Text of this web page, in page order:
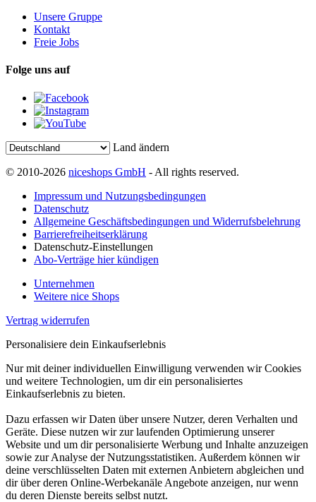
Unsere Gruppe
Kontakt
Freie Jobs
Folge uns auf
Land ändern
© 2010-2026 niceshops GmbH - All rights reserved.
Impressum und Nutzungsbedingungen
Datenschutz
Allgemeine Geschäftsbedingungen und Widerrufsbelehrung
Barrierefreiheitserklärung
Datenschutz-Einstellungen
Abo-Verträge hier kündigen
Unternehmen
Weitere nice Shops
Vertrag widerrufen
Personalisiere dein Einkaufserlebnis
Nur mit deiner individuellen Einwilligung verwenden wir Cookies
und weitere Technologien, um dir ein personalisiertes
Einkaufserlebnis zu bieten.
Dazu erfassen wir Daten über unsere Nutzer, deren Verhalten und
Geräte. Diese nutzen wir zur laufenden Optimierung unserer
Website und um dir personalisierte Werbung und Inhalte anzuzeigen
sowie zur Analyse der Nutzungsstatistiken. Außerdem können wir
deine verschlüsselten Daten mit externen Anbietern abgleichen und
dir über deren Online-Werbekanäle Angebote anzeigen, nur wenn
du deren Dienste bereits selbst nutzt.